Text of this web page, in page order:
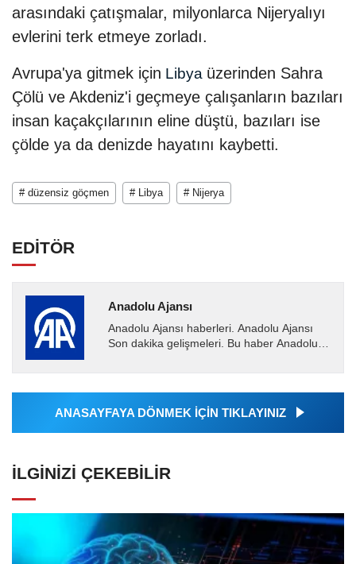
arasındaki çatışmalar, milyonlarca Nijeryalıyı
evlerini terk etmeye zorladı.
Avrupa'ya gitmek için Libya üzerinden Sahra
Çölü ve Akdeniz'i geçmeye çalışanların bazıları
insan kaçakçılarının eline düştü, bazıları ise
çölde ya da denizde hayatını kaybetti.
# düzensiz göçmen # Libya # Nijerya
EDİTÖR
Anadolu Ajansı
Anadolu Ajansı haberleri. Anadolu Ajansı
Son dakika gelişmeleri. Bu haber Anadolu
Ajansı tarafından...
ANASAYFAYA DÖNMEK İÇİN TIKLAYINIZ
İLGINIZI ÇEKEBILIR